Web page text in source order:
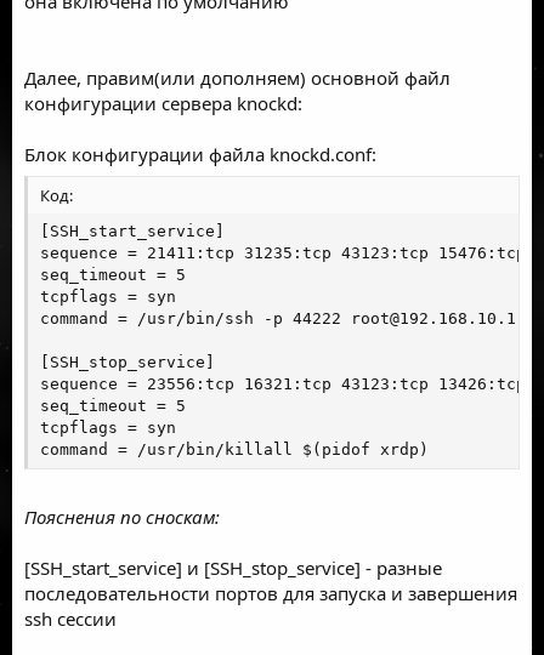
Далее, правим(или дополняем) основной файл
конфигурации сервера knockd:
Блок конфигурации файла knockd.conf:
Код:
[SSH_start_service]
sequence = 21411:tcp 31235:tcp 43123:tcp
seq_timeout = 5
tcpflags = syn
command = /usr/bin/ssh -p 44222
root@192.168.10.1
[SSH_stop_service]
sequence = 23556:tcp 16321:tcp 43123:tcp
seq_timeout = 5
tcpflags = syn
command = /usr/bin/killall $(pidof xrdp)
Пояснения по сноскам:
[SSH_start_service] и [SSH_stop_service] - разные
последовательности портов для запуска и завершения
ssh сессии